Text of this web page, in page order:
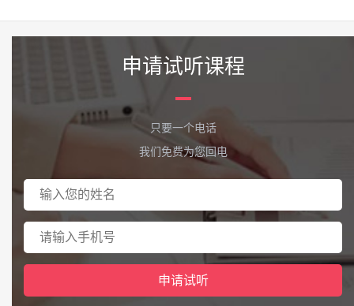
申请试听课程
只要一个电话
我们免费为您回电